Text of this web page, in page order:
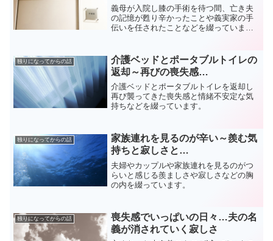
義母が入院し膝の手術を待つ間、亡き夫
の記憶が甦り辛かったことや義実家の手
伝いを任されたことなどを綴っていま
独りになってからの話
介護ベッドとポータブルトイレの
返却～再びの喪失感…
介護ベッドとポータブルトイレを返却し
再び襲ってきた喪失感と情緒不安定な気
持ちなどを綴っています。
独りになってからの話
家族連れを見るのが辛い～羨む気
持ちと寂しさと…
夫婦やカップルや家族連れを見るのがつ
らいと感じる羨ましさや寂しさなどの胸
の内を綴っています。
独りになってからの話
喪失感でいっぱいの日々…夫の名
義が消されていく寂しさ